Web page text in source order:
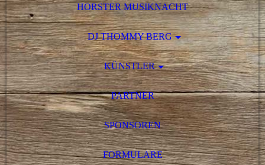
HORSTER MUSIKNACHT
DJ THOMMY BERG
KÜNSTLER
PARTNER
SPONSOREN
FORMULARE